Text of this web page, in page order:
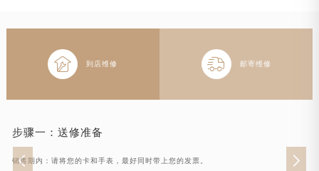
 到店维修  邮寄维修
步骤一： 送修准备
销售期内：请将您的卡和手表，最好同时带上您的发票。